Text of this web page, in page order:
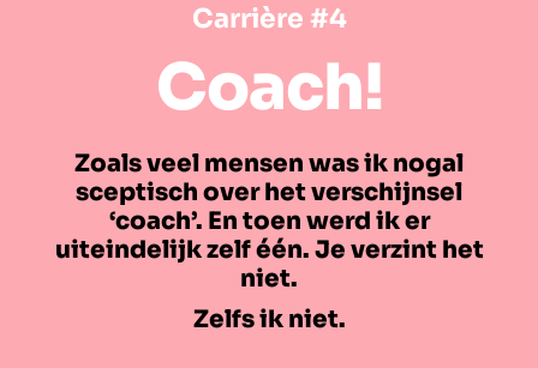
Carrière #4
Coach!
Zoals veel mensen was ik nogal
sceptisch over het verschijnsel
‘coach’. En toen werd ik er
uiteindelijk zelf één. Je verzint het
niet.
Zelfs ik niet.